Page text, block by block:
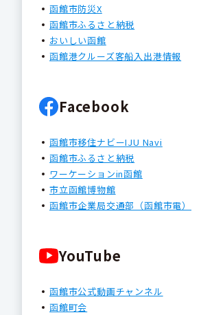
函館市防災X
函館市ふるさと納税
おいしい函館
函館港クルーズ客船入出港情報
Facebook
函館市移住ナビーIJU Navi
函館市ふるさと納税
ワーケーションin函館
市立函館博物館
函館市企業局交通部（函館市電）
YouTube
函館市公式動画チャンネル
函館町会